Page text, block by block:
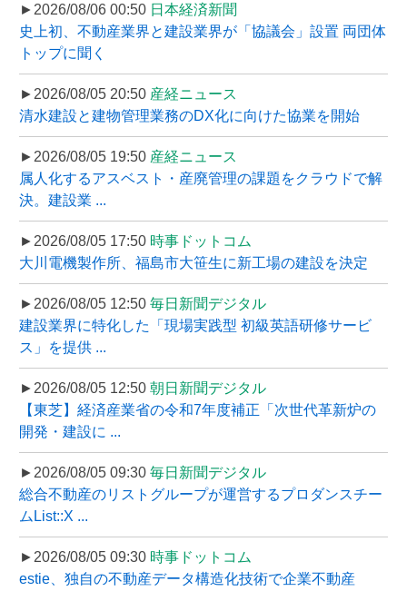
►2026/08/06 00:50 日本経済新聞
史上初、不動産業界と建設業界が「協議会」設置 両団体
トップに聞く
►2026/08/05 20:50 産経ニュース
清水建設と建物管理業務のDX化に向けた協業を開始
►2026/08/05 19:50 産経ニュース
属人化するアスベスト・産廃管理の課題をクラウドで解
決。建設業 ...
►2026/08/05 17:50 時事ドットコム
大川電機製作所、福島市大笹生に新工場の建設を決定
►2026/08/05 12:50 毎日新聞デジタル
建設業界に特化した「現場実践型 初級英語研修サービ
ス」を提供 ...
►2026/08/05 12:50 朝日新聞デジタル
【東芝】経済産業省の令和7年度補正「次世代革新炉の
開発・建設に ...
►2026/08/05 09:30 毎日新聞デジタル
総合不動産のリストグループが運営するプロダンスチー
ムList::X ...
►2026/08/05 09:30 時事ドットコム
estie、独自の不動産データ構造化技術で企業不動産